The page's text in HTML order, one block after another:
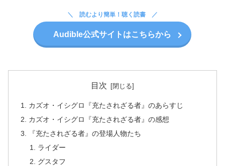
読むより簡単！聴く読書
Audible公式サイトはこちらから
目次
カズオ・イシグロ『充たされざる者』のあらすじ
カズオ・イシグロ『充たされざる者』の感想
『充たされざる者』の登場人物たち
ライダー
グスタフ